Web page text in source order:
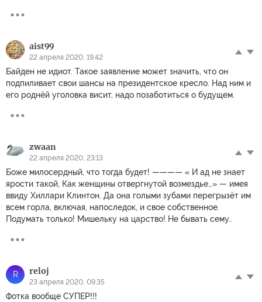
aist99
22 апреля 2020, 19:42
Байден не идиот. Такое заявление может значить, что он
подпиливает свои шансы на президентское кресло. Над ним и
его роднёй уголовка висит, надо позаботиться о будущем.
zwaan
22 апреля 2020, 23:13
Боже милосердный, что тогда будет! ———— « И ад не знает
ярости такой, Как женщины отвергнутой возмездье…» — имея
ввиду Хиллари Клинтон. Да она голыми зубами перегрызёт им
всем горла, включая, напоследок, и свое собственное.
Подумать только! Мишельку на царство! Не бывать сему..
R reloj
23 апреля 2020, 09:35
Фотка вообще СУПЕР!!!